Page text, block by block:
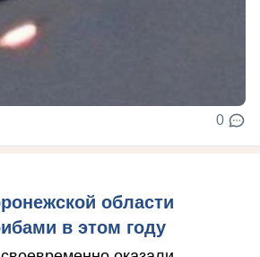
0
области
в этом году